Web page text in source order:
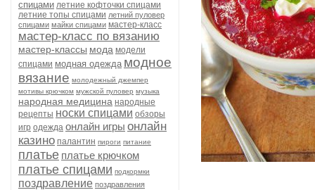
спицами летние кофточки спицами
летние топы спицами летний пуловер
спицами майки спицами мастер-класс
мастер-класс по вязанию
мастер-классы мода модели
спицами модная одежда модное
вязание молодежный джемпер
мотивы крючком мужской пуловер музыка
народная медицина народные
рецепты носки спицами обзоры
игр одежда онлайн игры онлайн
казино палантин пироги питание
платье платье крючком
платье спицами подкормки
поздравление поздравления